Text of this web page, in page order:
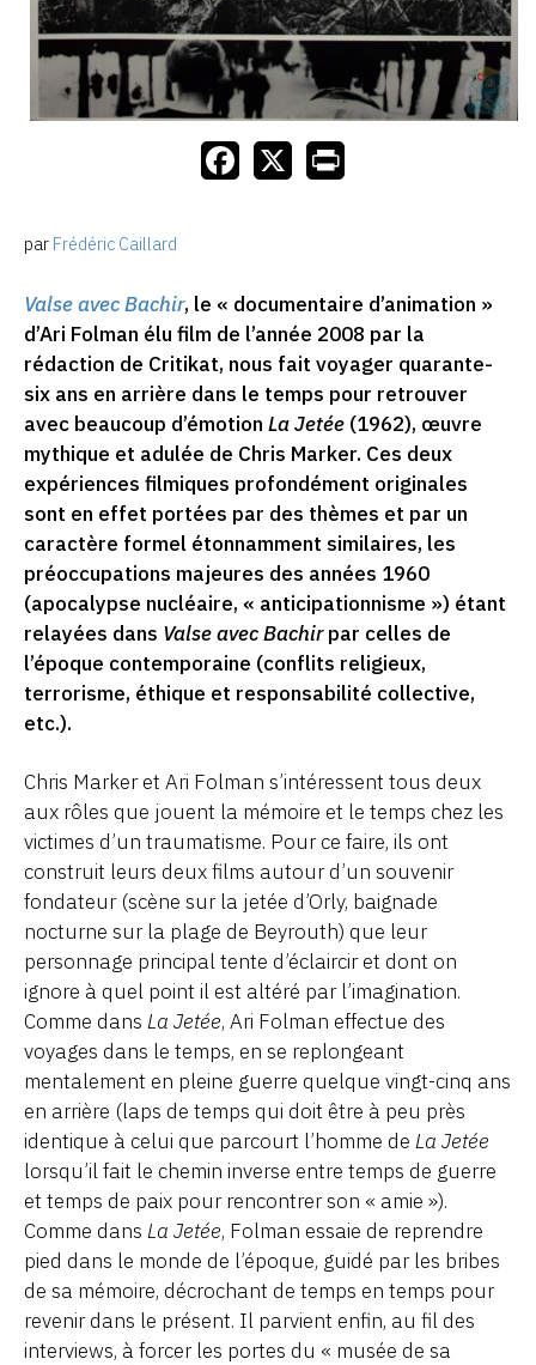
par Frédéric Caillard
Valse avec Bachir, le « documentaire d’animation »
d’Ari Folman élu film de l’année 2008 par la
rédaction de Critikat, nous fait voyager quarante-
six ans en arrière dans le temps pour retrouver
avec beaucoup d’émotion La Jetée (1962), œuvre
mythique et adulée de Chris Marker. Ces deux
expériences filmiques profondément originales
sont en effet portées par des thèmes et par un
caractère formel étonnamment similaires, les
préoccupations majeures des années 1960
(apocalypse nucléaire, « anticipationnisme ») étant
relayées dans Valse avec Bachirpar celles de
l’époque contemporaine (conflits religieux,
terrorisme, éthique et responsabilité collective,
etc.).
Chris Marker et Ari Folman s’intéressent tous deux
aux rôles que jouent la mémoire et le temps chez les
victimes d’un traumatisme. Pour ce faire, ils ont
construit leurs deux films autour d’un souvenir
fondateur (scène sur la jetée d’Orly, baignade
nocturne sur la plage de Beyrouth) que leur
personnage principal tente d’éclaircir et dont on
ignore à quel point il est altéré par l’imagination.
Comme dans La Jetée, Ari Folman effectue des
voyages dans le temps, en se replongeant
mentalement en pleine guerre quelque vingt-cinq ans
en arrière (laps de temps qui doit être à peu près
identique à celui que parcourt l’homme de La Jetée
lorsqu’il fait le chemin inverse entre temps de guerre
et temps de paix pour rencontrer son « amie »).
Comme dans La Jetée, Folman essaie de reprendre
pied dans le monde de l’époque, guidé par les bribes
de sa mémoire, décrochant de temps en temps pour
revenir dans le présent. Il parvient enfin, au fil des
interviews, à forcer les portes du « musée de sa